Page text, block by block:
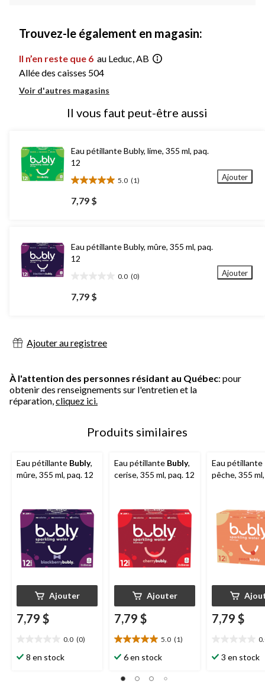
Trouvez-le également en magasin:
Il n’en reste que 6 au Leduc, AB
Allée des caisses 504
Voir d'autres magasins
Il vous faut peut-être aussi
Eau pétillante Bubly, lime, 355 ml, paq.
12
5.0 (1)
5.0
étoile(s)
sur
évaluation
7,79 $
Ajouter
Eau pétillante Bubly, mûre, 355 ml, paq.
12
0.0 (0)
étoile(s)
sur
7,79 $
Ajouter
Ajouter au registree
À l'attention des personnes résidant au Québec: pour
obtenir des renseignements sur l'entretien et la
réparation,cliquez ici.
Produits similaires
Eau pétillante Bubly,
mûre, 355 ml, paq. 12
Ajouter
7,79 $
0.0 (0)
étoile(s)
8 en stock
Eau pétillante Bubly,
cerise, 355 ml, paq. 12
Ajouter
7,79 $
5.0 (1)
5.0
étoile(s)
5.
6 en stock
Eau pétillante
pêche, 355
7,79 $
étoile(s)
3 en stock